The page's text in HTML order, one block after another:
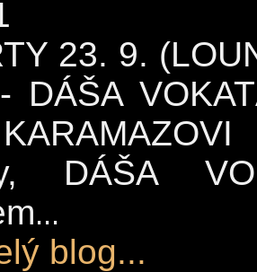
23. 9.
DÁŠA
DÁŠA
...
blog...